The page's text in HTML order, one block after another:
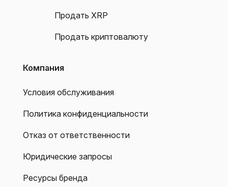
Продать XRP
Продать криптовалюту
Компания
Условия обслуживания
Политика конфиденциальности
Отказ от ответственности
Юридические запросы
Ресурсы бренда